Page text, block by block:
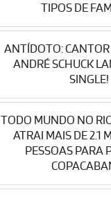
TIPOS DE
ANTÍDOTO: CANTOR
ANDRÉ SCHUCK
SINGLE!
TODO MUNDO NO
ATRAI MAIS DE 2.1
PESSOAS PARA